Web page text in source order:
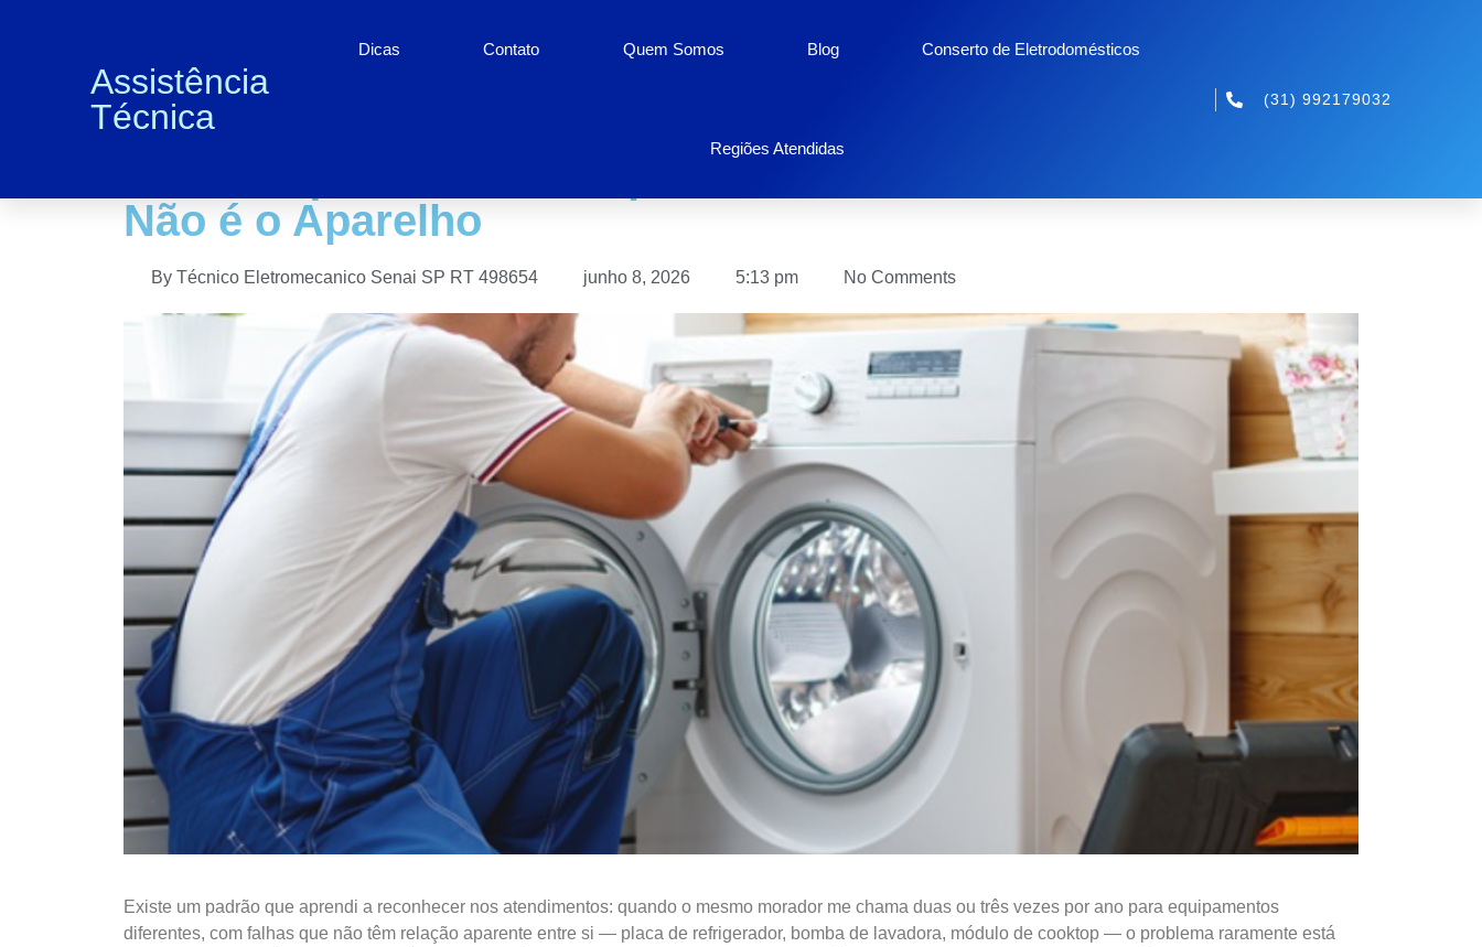
Assistência
Técnica
Dicas Contato Quem Somos Blog Conserto de Eletrodomésticos
Regiões Atendidas
(31) 992179032
Técnico Revela: Quando os Eletrodomésticos Quebram
Não é o Aparelho
By Técnico Eletromecanico Senai SP RT 498654 junho 8, 2026 5:13 pm No Comments
Existe um padrão que aprendi a reconhecer nos atendimentos: quando o mesmo morador me chama duas ou três vezes por ano para equipamentos
diferentes, com falhas que não têm relação aparente entre si — placa de refrigerador, bomba de lavadora, módulo de cooktop — o problema raramente está